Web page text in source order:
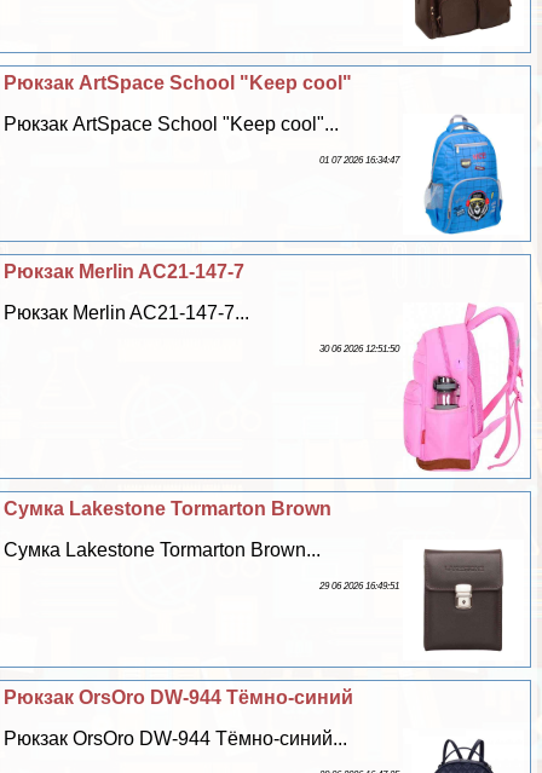
Рюкзак ArtSpace School "Keep cool"
Рюкзак ArtSpace School "Keep cool"...
01 07 2026 16:34:47
Рюкзак Merlin AC21-147-7
Рюкзак Merlin AC21-147-7...
30 06 2026 12:51:50
Сумка Lakestone Tormarton Brown
Сумка Lakestone Tormarton Brown...
29 06 2026 16:49:51
Рюкзак OrsOro DW-944 Тёмно-синий
Рюкзак OrsOro DW-944 Тёмно-синий...